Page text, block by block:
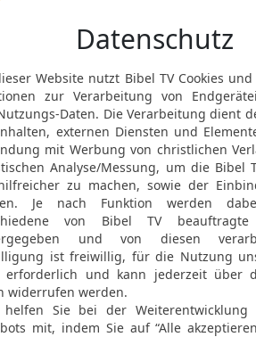
Er
und Kind
Freude
Judas und
24 Aber
den
25 Da
und
war,
auch,
Alema,